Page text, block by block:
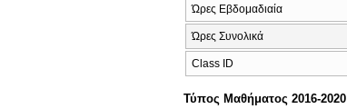
Ώρες Εβδομαδιαία
Ώρες Συνολικά
Class ID
Τύπος Μαθήματος 2016-2020